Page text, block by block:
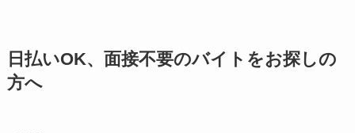
日払いOK、面接不要のバイトをお探しの
方へ